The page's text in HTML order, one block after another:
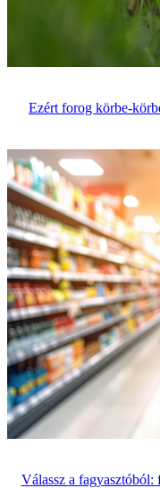
Ezért forog körbe-
Válassz a